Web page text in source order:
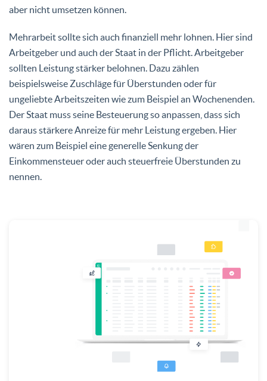
aber nicht umsetzen können.
Mehrarbeit sollte sich auch finanziell mehr lohnen. Hier sind
Arbeitgeber und auch der Staat in der Pflicht. Arbeitgeber
sollten Leistung stärker belohnen. Dazu zählen
beispielsweise Zuschläge für Überstunden oder für
ungeliebte Arbeitszeiten wie zum Beispiel an Wochenenden.
Der Staat muss seine Besteuerung so anpassen, dass sich
daraus stärkere Anreize für mehr Leistung ergeben. Hier
wären zum Beispiel eine generelle Senkung der
Einkommensteuer oder auch steuerfreie Überstunden zu
nennen.